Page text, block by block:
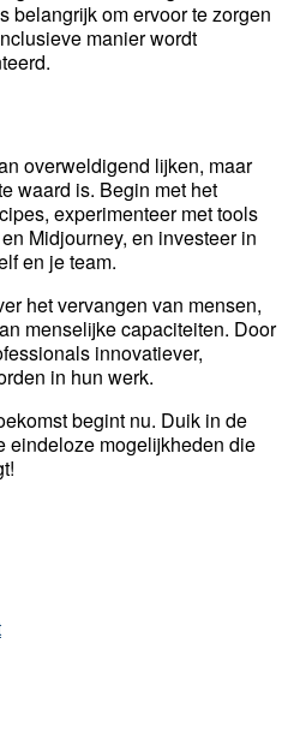
belangrijk om ervoor te zorgen
manier wordt
overweldigend lijken, maar
waard is. Begin met het
experimenteer met tools
Midjourney, en investeer in
en je team.
het vervangen van mensen,
menselijke capaciteiten. Door
innovatiever,
in hun werk.
begint nu. Duik in de
eindeloze mogelijkheden die